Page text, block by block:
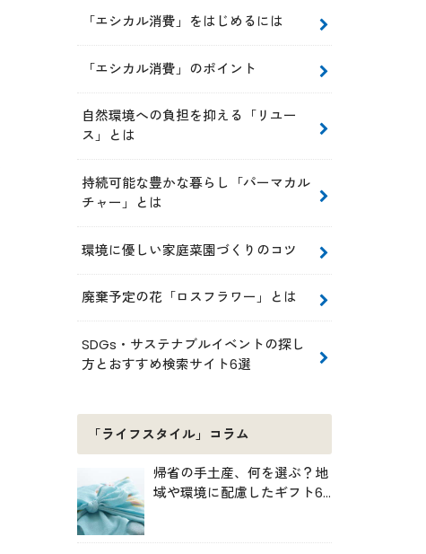
「エシカル消費」をはじめるには
「エシカル消費」のポイント
自然環境への負担を抑える「リユー
ス」とは
持続可能な豊かな暮らし「パーマカル
チャー」とは
環境に優しい家庭菜園づくりのコツ
廃棄予定の花「ロスフラワー」とは
SDGs・サステナブルイベントの探し
方とおすすめ検索サイト6選
「ライフスタイル」コラム
帰省の手土産、何を選ぶ？地
域や環境に配慮したギフト6